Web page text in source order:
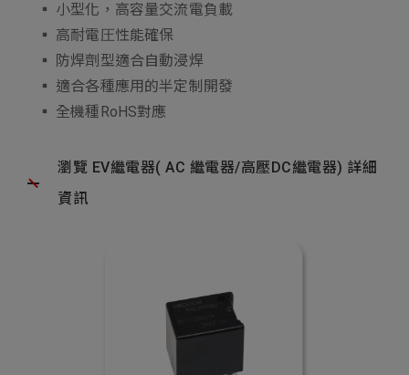
▪ 小型化，高容量交流電負載
▪ 高耐電圧性能確保
▪ 防焊劑型適合自動浸焊
▪ 適合各種應用的半定制開發
▪ 全機種RoHS對應
瀏覽 EV繼電器( AC 繼電器/高壓DC繼電器) 詳細
資訊